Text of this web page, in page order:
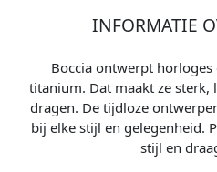
INFORMATIE
Boccia ontwerpt
titanium. Dat maakt ze
dragen. De tijdloze
bij elke stijl en gelegenheid.
stijl en